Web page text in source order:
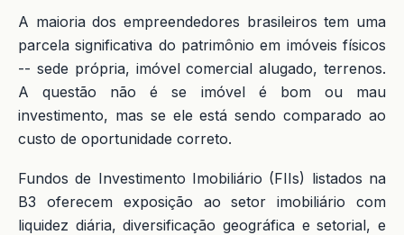
A maioria dos empreendedores brasileiros tem uma
parcela significativa do patrimônio em imóveis físicos
-- sede própria, imóvel comercial alugado, terrenos.
A questão não é se imóvel é bom ou mau
investimento, mas se ele está sendo comparado ao
custo de oportunidade correto.
Fundos de Investimento Imobiliário (FIIs) listados na
B3 oferecem exposição ao setor imobiliário com
liquidez diária, diversificação geográfica e setorial, e